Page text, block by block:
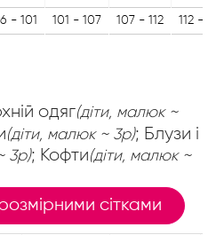
- 101 101 - 107 107 - 112 112 -
одяг(діти, малюк ~
(діти, малюк ~ 3р); Блузи і
3р); Кофти(діти, малюк ~
сітками